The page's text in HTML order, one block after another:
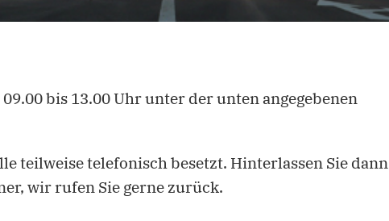
bis 13.00 Uhr unter der unten angegebenen
teilweise telefonisch besetzt. Hinterlassen Sie dann
wir rufen Sie gerne zurück.